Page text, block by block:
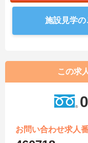
施設見学の
この求
お問い合わせ求人